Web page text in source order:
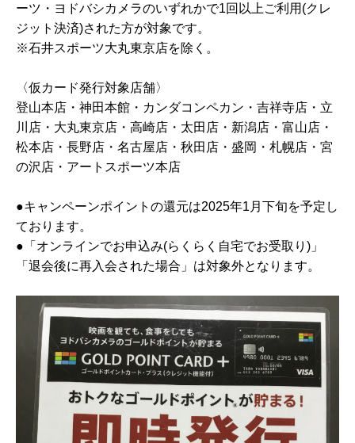
ーツ・ヨドバシカメラのいずれかで1回以上ご利用(クレ
ジット決済)された方が対象です。
※石井スポーツ大丸東京店を除く。
〈仮カード発行対象店舗〉
登山本店・神田本館・カンダコンペカン・吉祥寺店・立
川店・大丸東京店・高崎店・太田店・新潟店・富山店・
松本店・長野店・名古屋店・秋田店・盛岡・札幌店・宮
の沢店・アートスポーツ本店
●キャンペーンポイントの還元は2025年1月下旬を予定し
ております。
●「オンラインでお申込み(らくらく自宅でお受取り)」
「退会後に再入会された場合」は対象外となります。